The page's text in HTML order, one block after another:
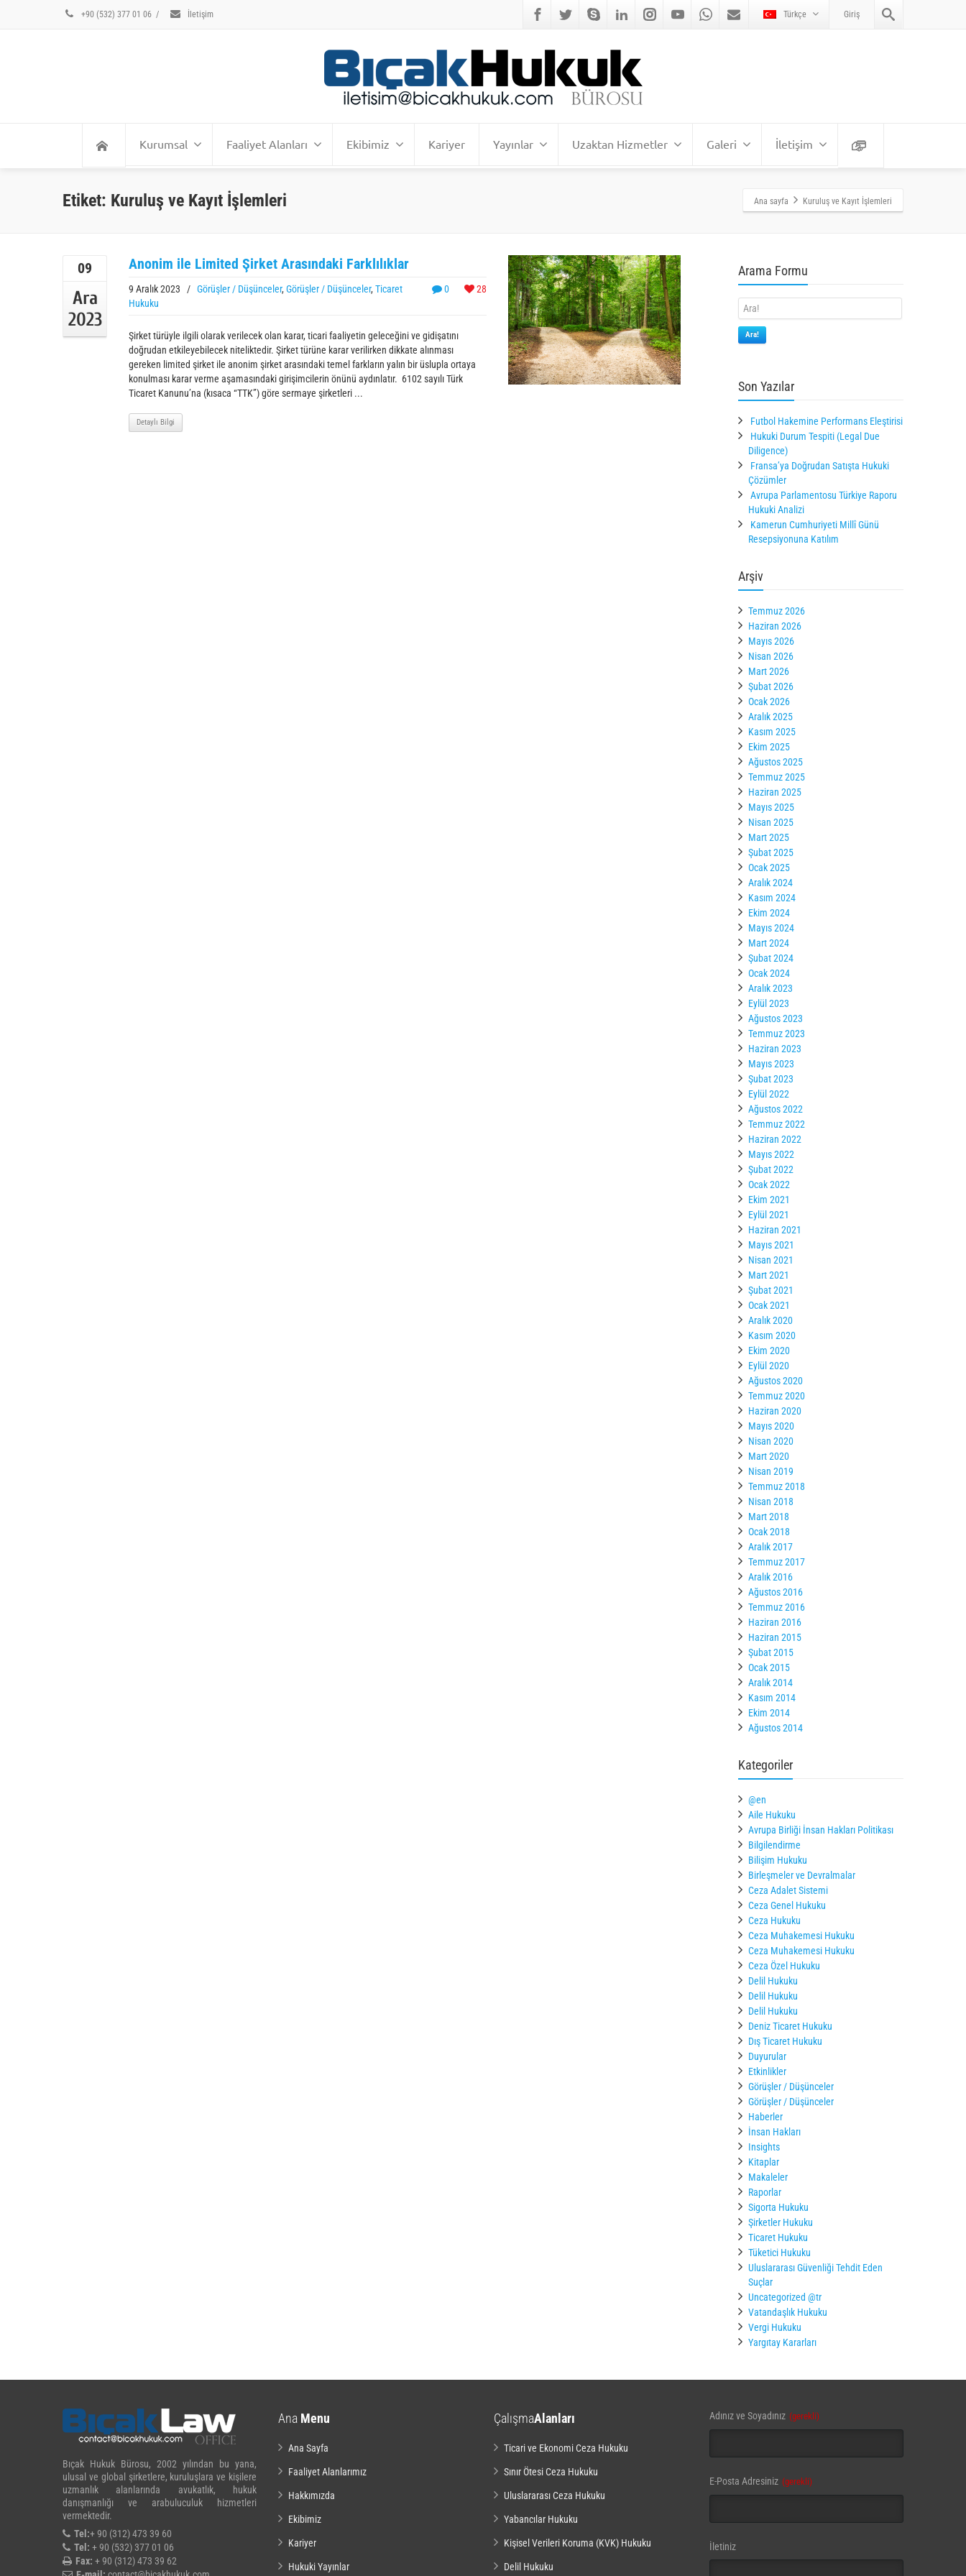
+90 (532) 377 01 06 / İletişim Türkçe Giriş
Kurumsal Faaliyet Alanları Ekibimiz Kariyer Yayınlar Uzaktan Hizmetler Galeri İletişim
Etiket: Kuruluş ve Kayıt İşlemleri Ana sayfa Kuruluş ve Kayıt İşlemleri
09
Ara
2023
Anonim ile Limited Şirket Arasındaki Farklılıklar
0 28
9 Aralık 2023 / Görüşler / Düşünceler, Görüşler / Düşünceler, Ticaret
Hukuku
Şirket türüyle ilgili olarak verilecek olan karar, ticari faaliyetin geleceğini ve gidişatını
doğrudan etkileyebilecek niteliktedir. Şirket türüne karar verilirken dikkate alınması
gereken limited şirket ile anonim şirket arasındaki temel farkların yalın bir üslupla ortaya
konulması karar verme aşamasındaki girişimcilerin önünü aydınlatır. 6102 sayılı Türk
Ticaret Kanunu’na (kısaca “TTK”) göre sermaye şirketleri ...
Detaylı Bilgi
Arama Formu
Ara!
Son Yazılar
Futbol Hakemine Performans Eleştirisi
Hukuki Durum Tespiti (Legal Due
Diligence)
Fransa’ya Doğrudan Satışta Hukuki
Çözümler
Avrupa Parlamentosu Türkiye Raporu
Hukuki Analizi
Kamerun Cumhuriyeti Millî Günü
Resepsiyonuna Katılım
Arşiv
Temmuz 2026
Haziran 2026
Mayıs 2026
Nisan 2026
Mart 2026
Şubat 2026
Ocak 2026
Aralık 2025
Kasım 2025
Ekim 2025
Ağustos 2025
Temmuz 2025
Haziran 2025
Mayıs 2025
Nisan 2025
Mart 2025
Şubat 2025
Ocak 2025
Aralık 2024
Kasım 2024
Ekim 2024
Mayıs 2024
Mart 2024
Şubat 2024
Ocak 2024
Aralık 2023
Eylül 2023
Ağustos 2023
Temmuz 2023
Haziran 2023
Mayıs 2023
Şubat 2023
Eylül 2022
Ağustos 2022
Temmuz 2022
Haziran 2022
Mayıs 2022
Şubat 2022
Ocak 2022
Ekim 2021
Eylül 2021
Haziran 2021
Mayıs 2021
Nisan 2021
Mart 2021
Şubat 2021
Ocak 2021
Aralık 2020
Kasım 2020
Ekim 2020
Eylül 2020
Ağustos 2020
Temmuz 2020
Haziran 2020
Mayıs 2020
Nisan 2020
Mart 2020
Nisan 2019
Temmuz 2018
Nisan 2018
Mart 2018
Ocak 2018
Aralık 2017
Temmuz 2017
Aralık 2016
Ağustos 2016
Temmuz 2016
Haziran 2016
Haziran 2015
Şubat 2015
Ocak 2015
Aralık 2014
Kasım 2014
Ekim 2014
Ağustos 2014
Kategoriler
@en
Aile Hukuku
Avrupa Birliği İnsan Hakları Politikası
Bilgilendirme
Bilişim Hukuku
Birleşmeler ve Devralmalar
Ceza Adalet Sistemi
Ceza Genel Hukuku
Ceza Hukuku
Ceza Muhakemesi Hukuku
Ceza Muhakemesi Hukuku
Ceza Özel Hukuku
Delil Hukuku
Delil Hukuku
Delil Hukuku
Deniz Ticaret Hukuku
Dış Ticaret Hukuku
Duyurular
Etkinlikler
Görüşler / Düşünceler
Görüşler / Düşünceler
Haberler
İnsan Hakları
Insights
Kitaplar
Makaleler
Raporlar
Sigorta Hukuku
Şirketler Hukuku
Ticaret Hukuku
Tüketici Hukuku
Uluslararası Güvenliği Tehdit Eden
Suçlar
Uncategorized @tr
Vatandaşlık Hukuku
Vergi Hukuku
Yargıtay Kararları
Bıçak Hukuk Bürosu, 2002 yılından bu yana,
ulusal ve global şirketlere, kuruluşlara ve kişilere
uzmanlık alanlarında avukatlık, hukuk
danışmanlığı ve arabuluculuk hizmetleri
vermektedir.
Tel:+ 90 (312) 473 39 60
Tel: + 90 (532) 377 01 06
Fax: + 90 (312) 473 39 62
Ana Menu
Ana Sayfa
Faaliyet Alanlarımız
Hakkımızda
Ekibimiz
Kariyer
Hukuki Yayınlar
ÇalışmaAlanları
Ticari ve Ekonomi Ceza Hukuku
Sınır Ötesi Ceza Hukuku
Uluslararası Ceza Hukuku
Yabancılar Hukuku
Kişisel Verileri Koruma (KVK) Hukuku
Delil Hukuku
Adınız ve Soyadınız (gerekli)
Phone
Number (gerekli)
E-Posta Adresiniz (gerekli)
İletiniz